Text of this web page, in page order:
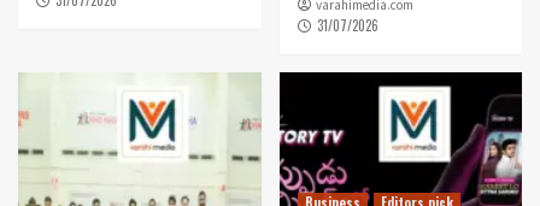
varahimedia.com
31/07/2026
Business
Editors pick